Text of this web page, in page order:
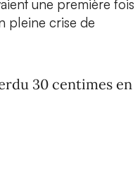
une première fois
pleine crise de
30 centimes en